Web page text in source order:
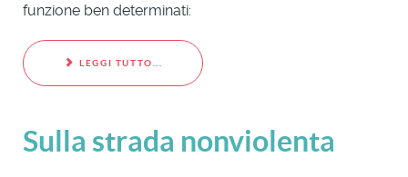
funzione ben determinati:
LEGGI TUTTO...
Sulla strada nonviolenta